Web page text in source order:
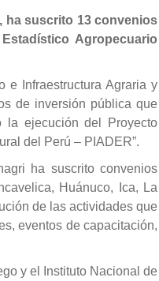
ha suscrito 13 convenios
Agropecuario
e Infraestructura Agraria y
de inversión pública que
la ejecución del Proyecto
del Perú – PIADER”.
ha suscrito convenios
Huánuco, Ica, La
de las actividades que
eventos de capacitación,
y el Instituto Nacional de